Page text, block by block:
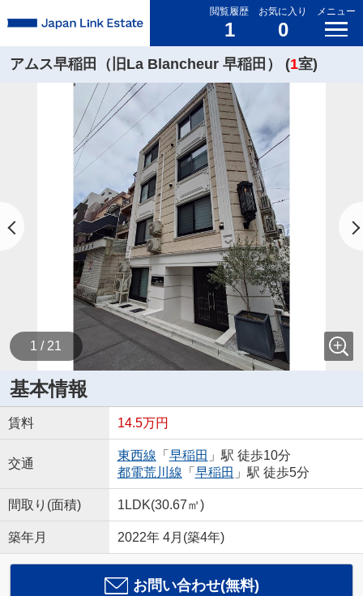
閲覧履歴
1
お気に入り
0
メニュー
アムス早稲田（旧La Blancheur 早稲田） (1室)
1 / 21
基本情報
賃料 14.5万円
交通
東西線 「 早稲田 」駅 徒歩10分
都電荒川線 「 早稲田 」駅 徒歩5分
間取り(面積) 1LDK(30.67㎡)
築年月 2022年 4月(築4年)
お問い合わせ(無料)